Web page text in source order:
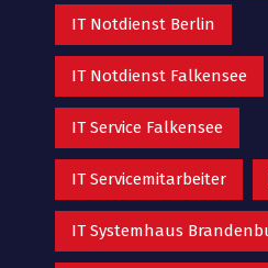
IT Notdienst Berlin
IT Notdienst Falkensee
IT Service Falkensee
IT Servicemitarbeiter
IT Systemhaus